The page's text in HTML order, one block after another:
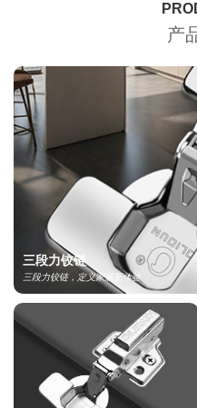
产
三段力铰链
三段力铰链，定义家居新体验